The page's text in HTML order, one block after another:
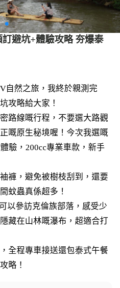
避坑+體驗攻略 夯爆泰
自然之旅，我終於親測完
攻略給大家！
路線嘅行程，不要選大路觀
嘅原生秘境喔！今次我選嘅
驗，200cc專業車款，新手
褲，避免被樹枝刮到，還要
蚊蟲真係超多！
以參訪克倫族部落，感受少
藏在山林嘅瀑布，超適合打
全程專車接送還包泰式午餐
略！